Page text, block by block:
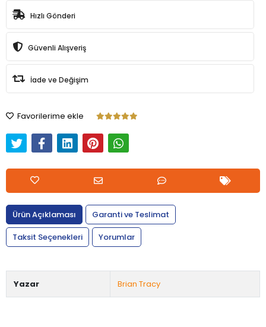
Hızlı Gönderi
Güvenli Alışveriş
İade ve Değişim
Favorilerime ekle
Ürün Açıklaması
Garanti ve Teslimat
Taksit Seçenekleri
Yorumlar
Yazar Brian Tracy